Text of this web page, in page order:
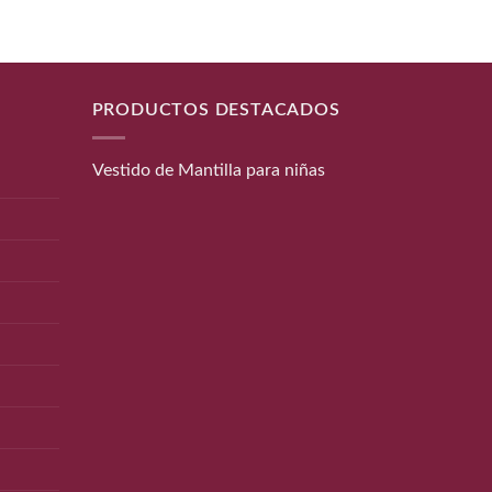
PRODUCTOS DESTACADOS
Vestido de Mantilla para niñas